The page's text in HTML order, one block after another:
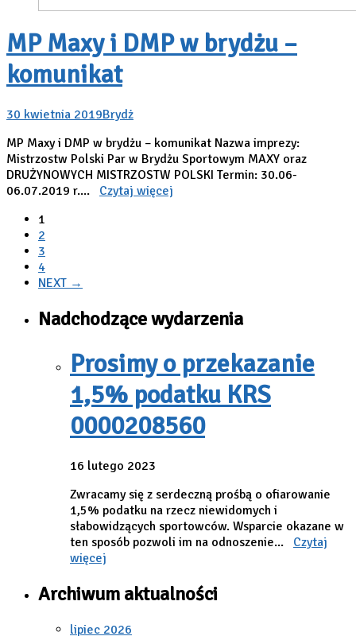
MP Maxy i DMP w brydżu –
komunikat
30 kwietnia 2019Brydż
MP Maxy i DMP w brydżu – komunikat Nazwa imprezy:
Mistrzostw Polski Par w Brydżu Sportowym MAXY oraz
DRUŻYNOWYCH MISTRZOSTW POLSKI Termin: 30.06-
06.07.2019 r.... Czytaj więcej
1
2
3
4
NEXT →
Nadchodzące wydarzenia
Prosimy o przekazanie
1,5% podatku KRS
0000208560
16 lutego 2023
Zwracamy się z serdeczną prośbą o ofiarowanie
1,5% podatku na rzecz niewidomych i
słabowidzących sportowców. Wsparcie okazane w
ten sposób pozwoli im na odnoszenie... Czytaj
więcej
Archiwum aktualności
lipiec 2026